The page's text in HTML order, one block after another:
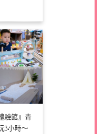
驗館』青
3小時～